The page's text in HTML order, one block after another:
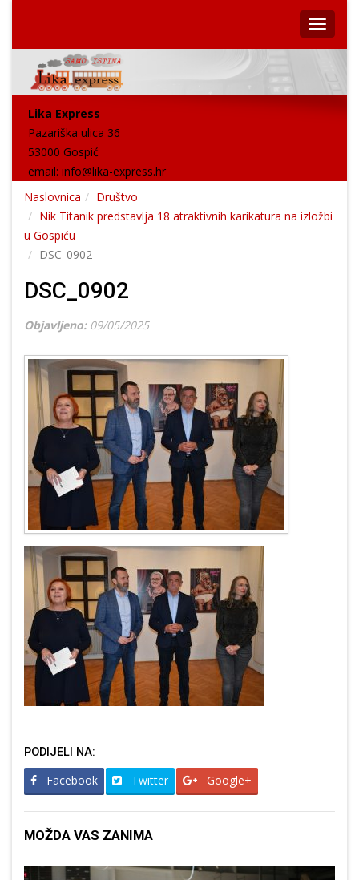
Lika Express
Pazariška ulica 36
53000 Gospić
email: info@lika-express.hr
Naslovnica
Društvo
Nik Titanik predstavlja 18 atraktivnih karikatura na izložbi
u Gospiću
DSC_0902
DSC_0902
Objavljeno: 09/05/2025
PODIJELI NA:
Facebook Twitter Google+
MOŽDA VAS ZANIMA